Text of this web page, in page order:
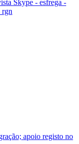
Skype - esfrega -
rgn
apoio registo no